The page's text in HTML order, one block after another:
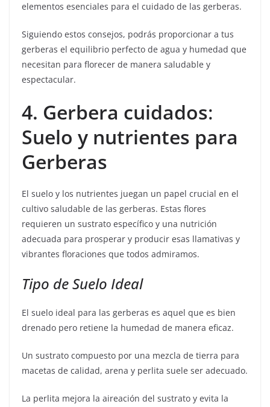
elementos esenciales para el cuidado de las gerberas.
Siguiendo estos consejos, podrás proporcionar a tus
gerberas el equilibrio perfecto de agua y humedad que
necesitan para florecer de manera saludable y
espectacular.
4. Gerbera cuidados:
Suelo y nutrientes para
Gerberas
El suelo y los nutrientes juegan un papel crucial en el
cultivo saludable de las gerberas. Estas flores
requieren un sustrato específico y una nutrición
adecuada para prosperar y producir esas llamativas y
vibrantes floraciones que todos admiramos.
Tipo de Suelo Ideal
El suelo ideal para las gerberas es aquel que es bien
drenado pero retiene la humedad de manera eficaz.
Un sustrato compuesto por una mezcla de tierra para
macetas de calidad, arena y perlita suele ser adecuado.
La perlita mejora la aireación del sustrato y evita la